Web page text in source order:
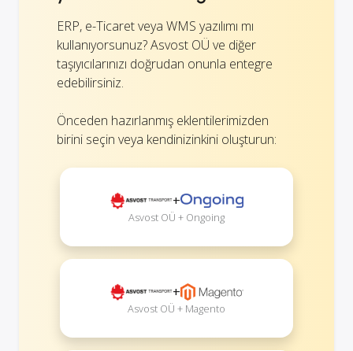
ERP, e-Ticaret veya WMS yazılımı mı
kullanıyorsunuz? Asvost OÜ ve diğer
taşıyıcılarınızı doğrudan onunla entegre
edebilirsiniz.
Önceden hazırlanmış eklentilerimizden
birini seçin veya kendinizinkini oluşturun:
+
Asvost OÜ + Ongoing
+
Asvost OÜ + Magento